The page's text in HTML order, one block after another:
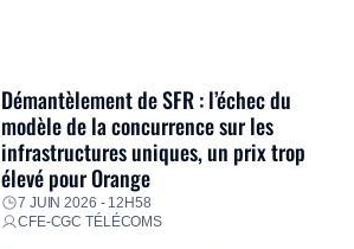
Démantèlement de SFR : l’échec du
modèle de la concurrence sur les
infrastructures uniques, un prix trop
élevé pour Orange
7 JUIN 2026 - 12H58
CFE-CGC TÉLÉCOMS